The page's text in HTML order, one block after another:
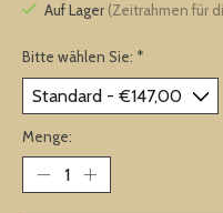
Auf Lager (Zeitrahmen für
Bitte wählen Sie: *
Menge: